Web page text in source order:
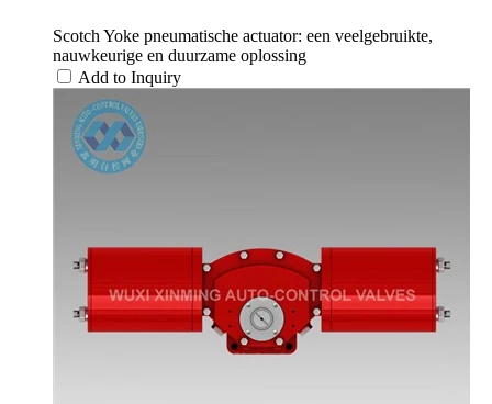
Scotch Yoke pneumatische actuator: een veelgebruikte,
nauwkeurige en duurzame oplossing
Add to Inquiry